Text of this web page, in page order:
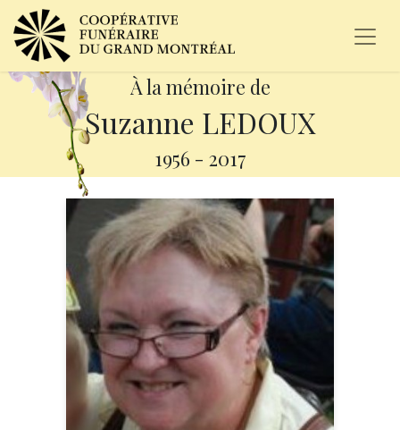
À la mémoire de
Suzanne LEDOUX
1956 - 2017